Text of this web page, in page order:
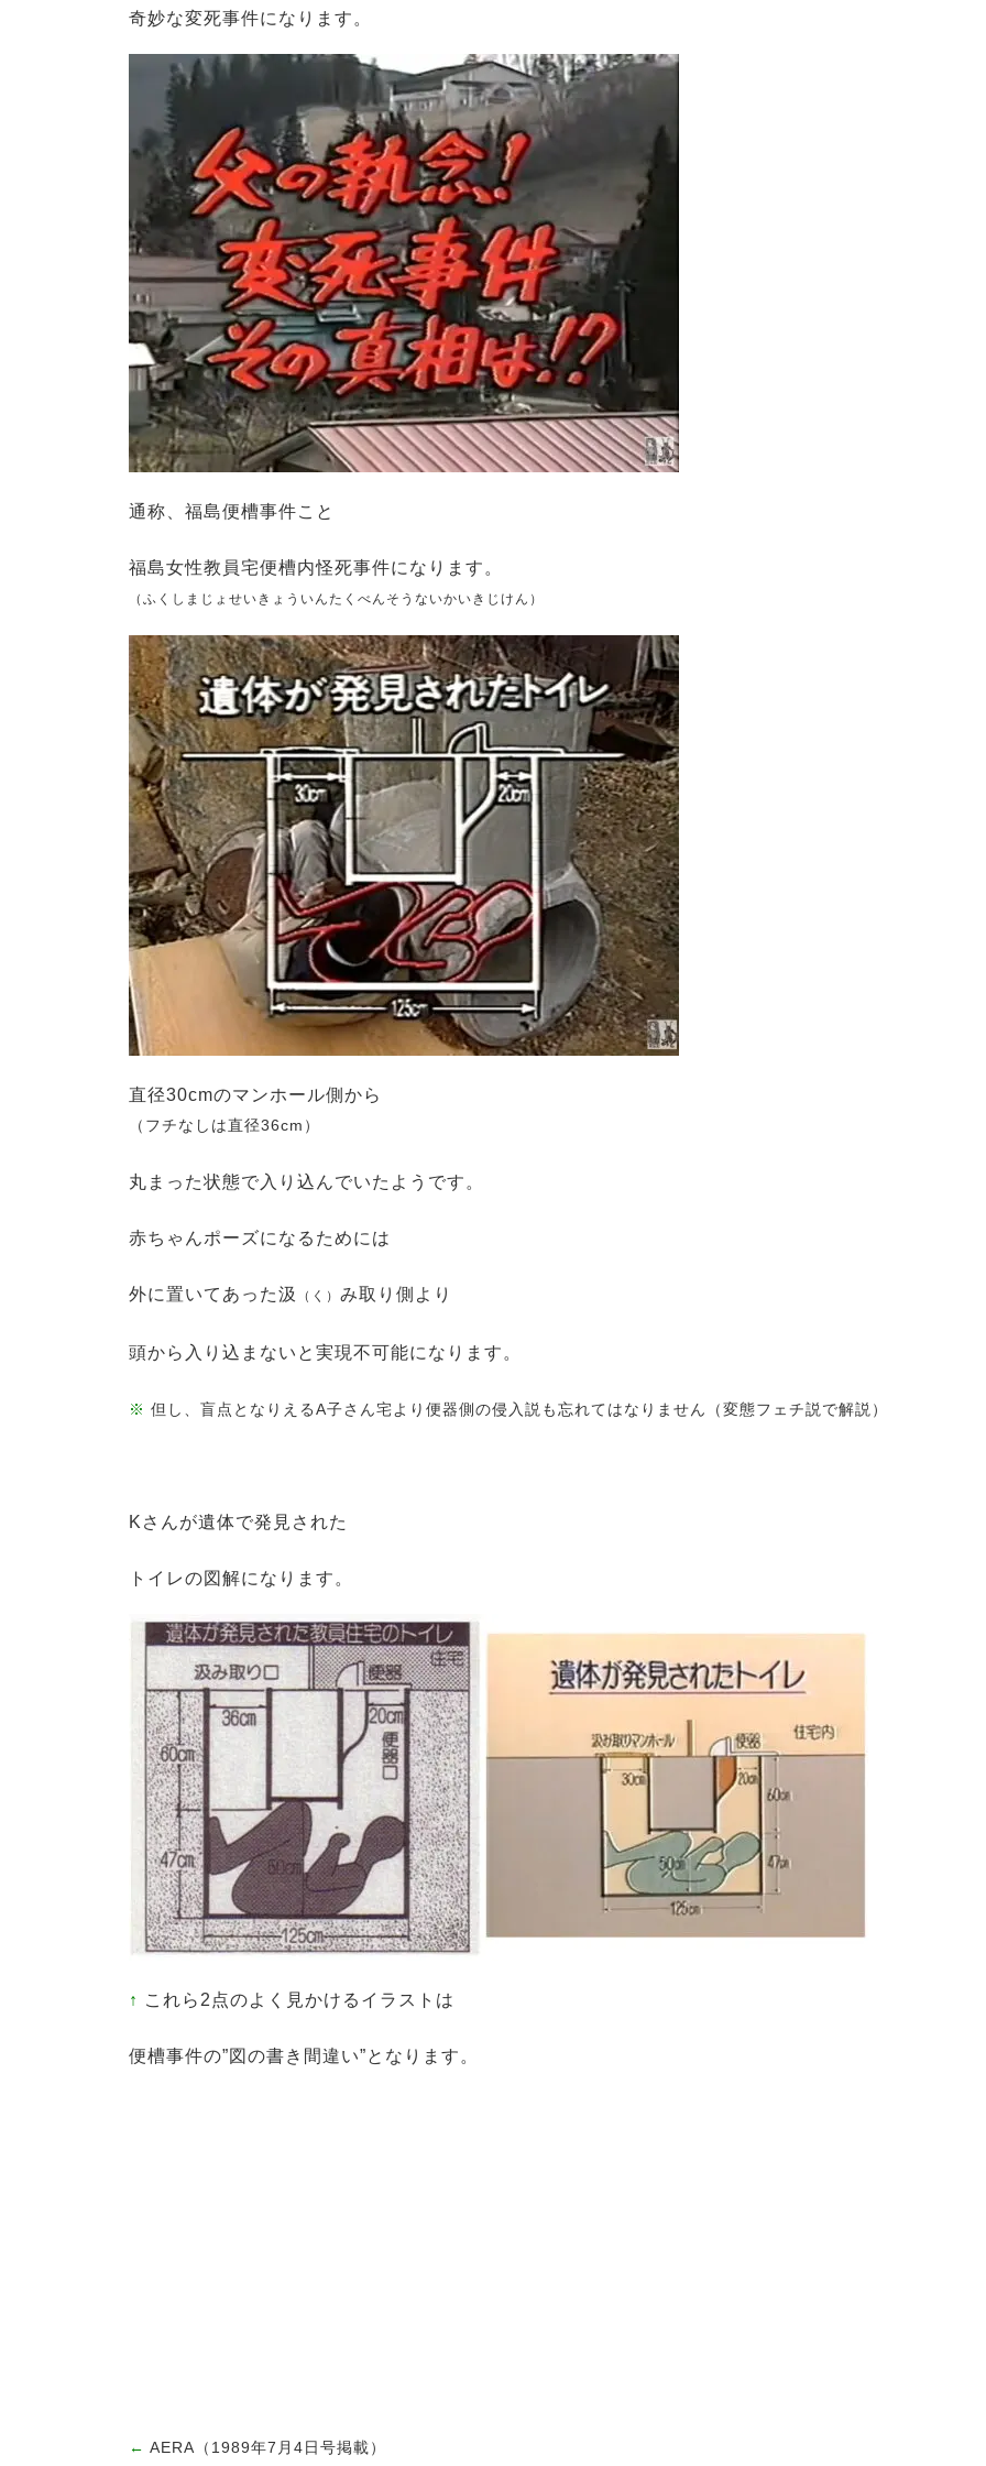
奇妙な変死事件になります。
通称、福島便槽事件こと
福島女性教員宅便槽内怪死事件になります。
（ふくしまじょせいきょういんたくべんそうないかいきじけん）
直径30cmのマンホール側から
（フチなしは直径36cm）
丸まった状態で入り込んでいたようです。
赤ちゃんポーズになるためには
外に置いてあった汲 （く） み取り側より
頭から入り込まないと実現不可能になります。
※ 但し、盲点となりえるA子さん宅より便器側の侵入説も忘れてはなりません（変態フェチ説で解説）
Kさんが遺体で発見された
トイレの図解になります。
↑ これら2点のよく見かけるイラストは
便槽事件の”図の書き間違い”となります。
← AERA（1989年7月4日号掲載）